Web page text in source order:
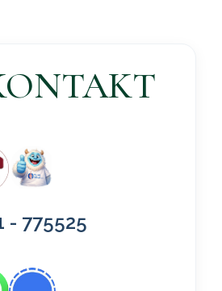
- 775525